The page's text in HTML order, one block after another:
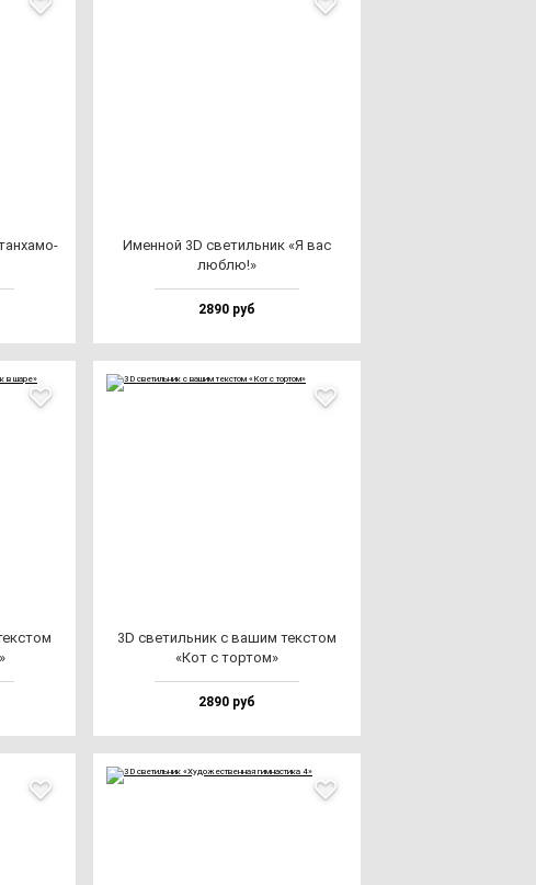
Имен­ной 3D све­тиль­ник «Я вас
люб­лю!»
2890 руб
3D све­тиль­ник с ва­шим тек­стом
«Кот с тор­том»
2890 руб